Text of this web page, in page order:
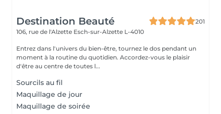
Destination Beauté
201
106, rue de l'Alzette Esch-sur-Alzette L-4010
Entrez dans l'univers du bien-être, tournez le dos pendant un
moment à la routine du quotidien. Accordez-vous le plaisir
d'être au centre de toutes l...
Sourcils au fil
Maquillage de jour
Maquillage de soirée